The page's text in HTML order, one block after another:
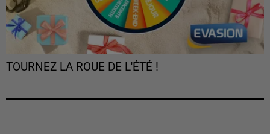
TOURNEZ LA ROUE DE L'ÉTÉ !